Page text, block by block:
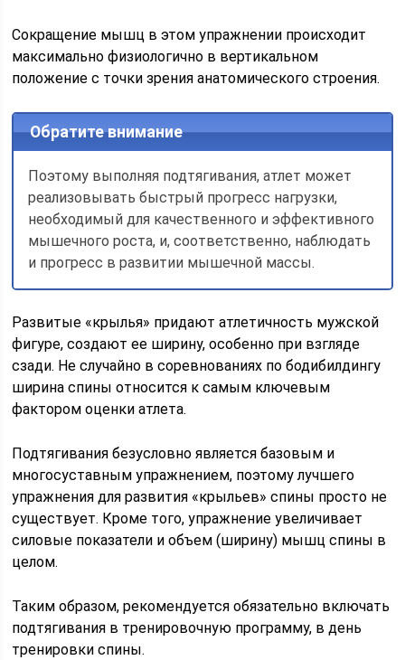
Сокращение мышц в этом упражнении происходит
максимально физиологично в вертикальном
положение с точки зрения анатомического строения.
Обратите внимание
Поэтому выполняя подтягивания, атлет может
реализовывать быстрый прогресс нагрузки,
необходимый для качественного и эффективного
мышечного роста, и, соответственно, наблюдать
и прогресс в развитии мышечной массы.
Развитые «крылья» придают атлетичность мужской
фигуре, создают ее ширину, особенно при взгляде
сзади. Не случайно в соревнованиях по бодибилдингу
ширина спины относится к самым ключевым
фактором оценки атлета.
Подтягивания безусловно является базовым и
многосуставным упражнением, поэтому лучшего
упражнения для развития «крыльев» спины просто не
существует. Кроме того, упражнение увеличивает
силовые показатели и объем (ширину) мышц спины в
целом.
Таким образом, рекомендуется обязательно включать
подтягивания в тренировочную программу, в день
тренировки спины.